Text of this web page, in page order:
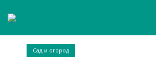
Сад и огород